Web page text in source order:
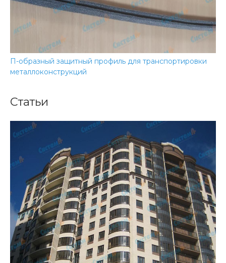
П-образный защитный профиль для транспортировки
металлоконструкций
Статьи